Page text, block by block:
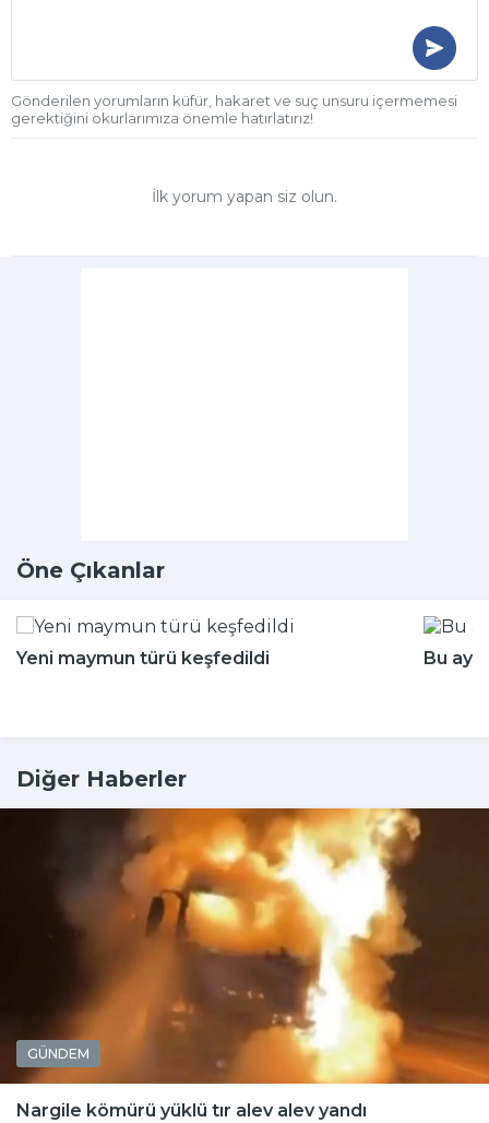
Gönderilen yorumların küfür, hakaret ve suç unsuru içermemesi
gerektiğini okurlarımıza önemle hatırlatırız!
İlk yorum yapan siz olun.
Öne Çıkanlar
Yeni maymun türü keşfedildi Bu
Diğer Haberler
GÜNDEM
Nargile kömürü yüklü tır alev alev yandı